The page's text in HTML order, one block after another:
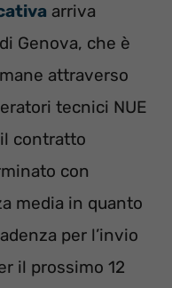
arriva
Genova, che è
attraverso
tecnici NUE
contratto
con
media in quanto
per l’invio
il prossimo 12